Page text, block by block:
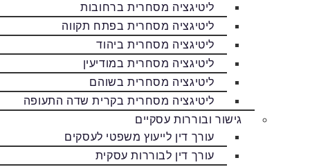
ליטיגציה מסחרית ברחובות
ליטיגציה מסחרית בפתח תקווה
ליטיגציה מסחרית ביהוד
ליטיגציה מסחרית במודיעין
ליטיגציה מסחרית בשוהם
ליטיגציה מסחרית בקרית שדה התעופה
גישור ובוררות עסקיים
עורך דין לייעוץ משפטי לעסקים
עורך דין לבוררות עסקית